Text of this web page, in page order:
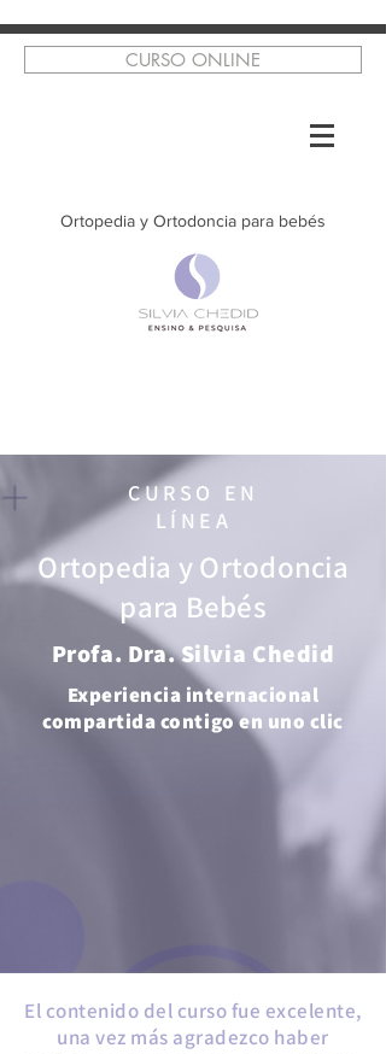
CURSO ONLINE
Ortopedia y Ortodoncia para bebés
CURSO EN
LÍNEA
Ortopedia y Ortodoncia
para Bebés
Profa. Dra. Silvia Chedid
Experiencia internacional
compartida contigo en uno clic
El contenido del curso fue excelente,
una vez más agradezco haber